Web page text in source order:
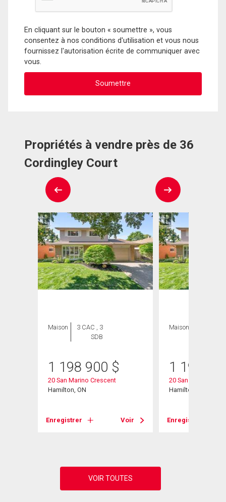
En cliquant sur le bouton « soumettre », vous
consentez à nos conditions d'utilisation et vous nous
fournissez l'autorisation écrite de communiquer avec
vous.
Propriétés à vendre près de 36
Cordingley Court
Maison
3 CAC , 3
SDB
1 198 900 $
20 San Marino Crescent
Hamilton, ON
Enregistrer Voir
Maison
1 198
20 San Marino
Hamilton, ON
Enregistrer